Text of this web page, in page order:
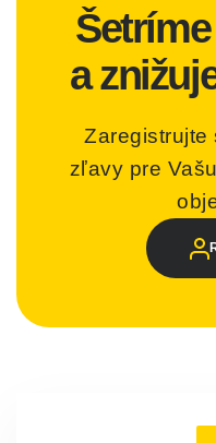
a
Zaregistrujte
zľavy pre